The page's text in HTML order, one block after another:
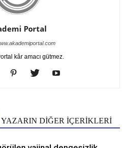
Portal
kâr amacı gütmez.
YAZARIN DİĞER İÇERİKLERİ